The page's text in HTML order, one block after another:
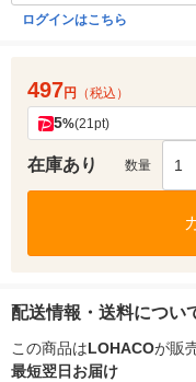
ログインはこちら
497円 （税込）
5%(21pt)
在庫あり 数量 1
配送情報・送料につい
この商品はLOHACOが販
最短翌日お届け